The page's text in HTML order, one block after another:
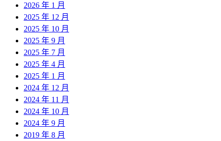
2026 年 1 月
2025 年 12 月
2025 年 10 月
2025 年 9 月
2025 年 7 月
2025 年 4 月
2025 年 1 月
2024 年 12 月
2024 年 11 月
2024 年 10 月
2024 年 9 月
2019 年 8 月